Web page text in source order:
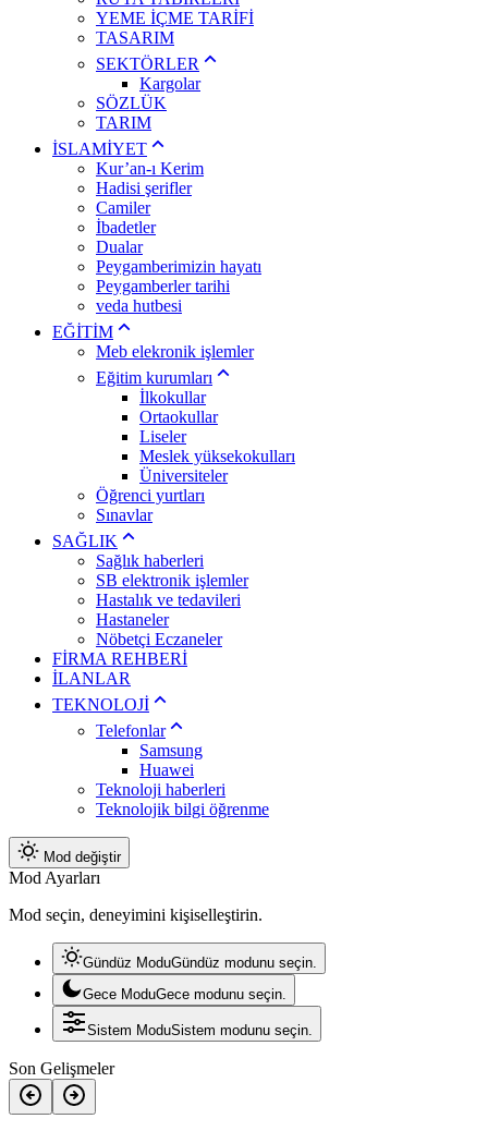
YEME İÇME TARİFİ
TASARIM
SEKTÖRLER
Kargolar
SÖZLÜK
TARIM
İSLAMİYET
Kur’an-ı Kerim
Hadisi şerifler
Camiler
İbadetler
Dualar
Peygamberimizin hayatı
Peygamberler tarihi
veda hutbesi
EĞİTİM
Meb elekronik işlemler
Eğitim kurumları
İlkokullar
Ortaokullar
Liseler
Meslek yüksekokulları
Üniversiteler
Öğrenci yurtları
Sınavlar
SAĞLIK
Sağlık haberleri
SB elektronik işlemler
Hastalık ve tedavileri
Hastaneler
Nöbetçi Eczaneler
FİRMA REHBERİ
İLANLAR
TEKNOLOJİ
Telefonlar
Samsung
Huawei
Teknoloji haberleri
Teknolojik bilgi öğrenme
Mod değiştir
Mod Ayarları
Mod seçin, deneyimini kişiselleştirin.
Gündüz ModuGündüz modunu seçin.
Gece ModuGece modunu seçin.
Sistem ModuSistem modunu seçin.
Son Gelişmeler